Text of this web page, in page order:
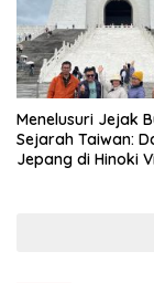
Menelusuri Jejak
Sejarah Taiwan:
Jepang di Hinoki